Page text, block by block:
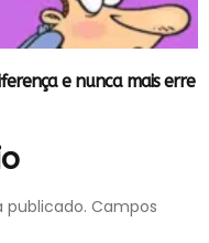
e nunca mais erre
publicado. Campos